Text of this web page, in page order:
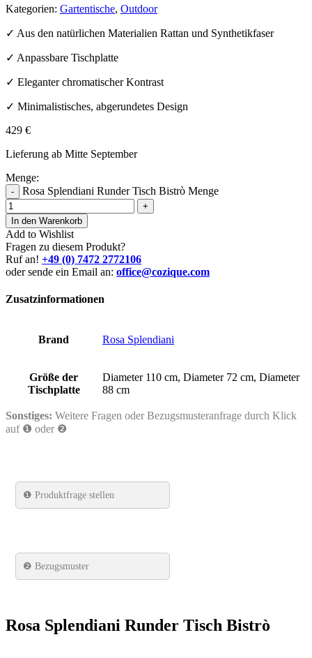
Kategorien: Gartentische, Outdoor
✓ Aus den natürlichen Materialien Rattan und Synthetikfaser
✓ Anpassbare Tischplatte
✓ Eleganter chromatischer Kontrast
✓ Minimalistisches, abgerundetes Design
429 €
Lieferung ab Mitte September
Menge:
- Rosa Splendiani Runder Tisch Bistrò Menge
+
In den Warenkorb
Add to Wishlist
Fragen zu diesem Produkt?
Ruf an! +49 (0) 7472 2772106
oder sende ein Email an: office@cozique.com
Zusatzinformationen
Brand Rosa Splendiani
Größe der
Tischplatte
Diameter 110 cm, Diameter 72 cm, Diameter
88 cm
Sonstiges: Weitere Fragen oder Bezugsmusteranfrage durch Klick
auf ❶ oder ❷
❶ Produktfrage stellen
❷ Bezugsmuster
Rosa Splendiani Runder Tisch Bistrò